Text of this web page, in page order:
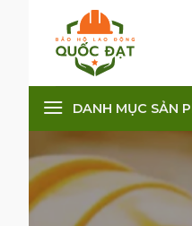
content
DANH MỤC SẢN